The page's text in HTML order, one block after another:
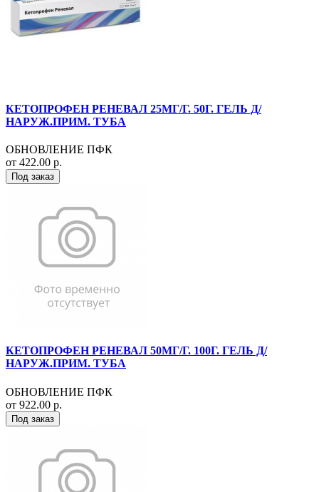
КЕТОПРОФЕН РЕНЕВАЛ 25МГ/Г. 50Г. ГЕЛЬ Д/
НАРУЖ.ПРИМ. ТУБА
ОБНОВЛЕНИЕ ПФК
от 422.00 р.
Под заказ
КЕТОПРОФЕН РЕНЕВАЛ 50МГ/Г. 100Г. ГЕЛЬ Д/
НАРУЖ.ПРИМ. ТУБА
ОБНОВЛЕНИЕ ПФК
от 922.00 р.
Под заказ